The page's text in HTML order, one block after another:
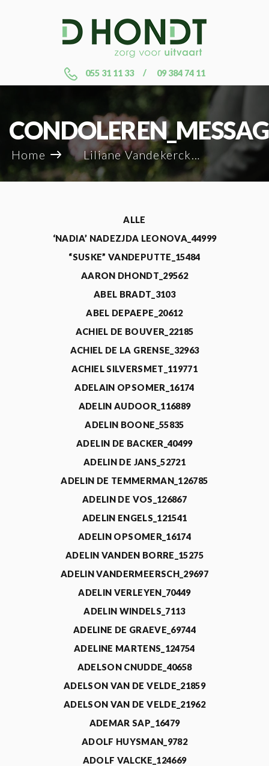
055 31 11 33 09 384 74 11
Home Liliane Vandekerckhove_15247
ALLE
‘NADIA’ NADEZJDA LEONOVA_44999
“SUSKE” VANDEPUTTE_15484
AARON DHONDT_29562
ABEL BRADT_3103
ABEL DEPAEPE_20612
ACHIEL DE BOUVER_22185
ACHIEL DE LA GRENSE_32963
ACHIEL SILVERSMET_119771
ADELAIN OPSOMER_16174
ADELIN AUDOOR_116889
ADELIN BOONE_55835
ADELIN DE BACKER_40499
ADELIN DE JANS_52721
ADELIN DE TEMMERMAN_126785
ADELIN DE VOS_126867
ADELIN ENGELS_121541
ADELIN OPSOMER_16174
ADELIN VANDEN BORRE_15275
ADELIN VANDERMEERSCH_29697
ADELIN VERLEYEN_70449
ADELIN WINDELS_7113
ADELINE DE GRAEVE_69744
ADELINE MARTENS_124754
ADELSON CNUDDE_40658
ADELSON VAN DE VELDE_21859
ADELSON VAN DE VELDE_21962
ADEMAR SAP_16479
ADOLF HUYSMAN_9782
ADOLF VALCKE_124669